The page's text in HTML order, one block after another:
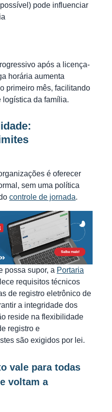
pode influenciar
após a licença-
horária aumenta
primeiro mês, facilitando
logística da família.
é oferecer
sem uma política
controle de jornada.
possa supor, a Portaria
requisitos técnicos
de registro eletrônico de
a integridade dos
reside na flexibilidade
registro e
são exigidos por lei.
vale para todas
voltam a